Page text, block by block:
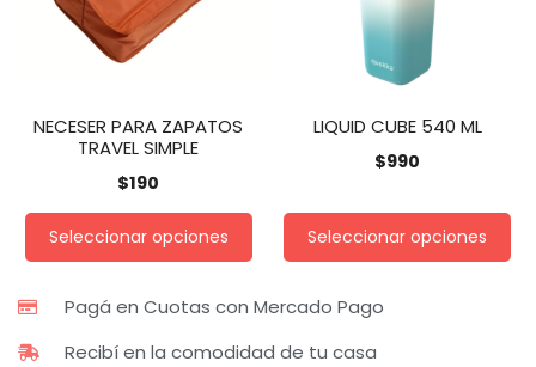
NECESER PARA ZAPATOS
TRAVEL SIMPLE
$190
Seleccionar opciones
LIQUID CUBE 540 ML
$990
Seleccionar opciones
Pagá en Cuotas con Mercado Pago
Recibí en la comodidad de tu casa